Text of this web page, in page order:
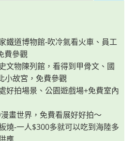
鐵道博物館-吹冷氣看火車、員工
費參觀
文物陳列館，看得到甲骨文、國
小故宮，免費參觀
好拍場景、公園遊戲場+免費室內
畫世界，免費看展好好拍～
燒-一人$300多就可以吃到海陸多